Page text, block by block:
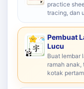
practice
tracing, dan
Pembuat
Lucu
Buat lembar
ramah anak,
kotak